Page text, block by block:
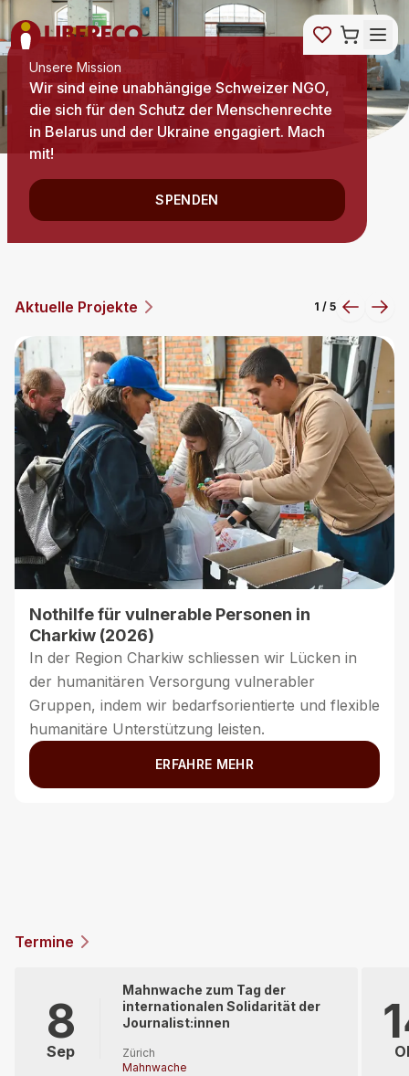
Unsere Mission
Wir sind eine unabhängige Schweizer NGO,
die sich für den Schutz der Menschenrechte
in Belarus und der Ukraine engagiert. Mach
mit!
SPENDEN
Aktuelle Projekte 2 / 5
Help the Helpers (Phase III)
Unser Programm zur psychosozialen
Unterstützung leistet individuelle psychosoziale
Hilfe. Es stärkt medizinische Fachpersonen,
zivilgesellschaftliche Helfer:innen und
Therapeut:innen, damit diese traumatisierten
Termine
8
Sep
Mahnwache zum Tag der
internationalen Solidarität der
Journalist:innen
Zürich
Mahnwache